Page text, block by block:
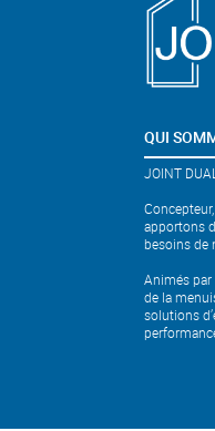
QUI
JOINT
apportons
besoins de
Animés par
de la
solutions